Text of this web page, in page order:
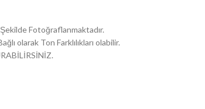
Fotoğraflanmaktadır.
olarak Ton Farklılıkları olabilir.